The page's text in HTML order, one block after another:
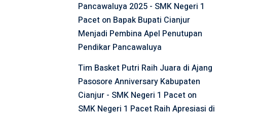
Pancawaluya 2025 - SMK Negeri 1
Pacet on Bapak Bupati Cianjur
Menjadi Pembina Apel Penutupan
Pendikar Pancawaluya
Tim Basket Putri Raih Juara di Ajang
Pasosore Anniversary Kabupaten
Cianjur - SMK Negeri 1 Pacet on
SMK Negeri 1 Pacet Raih Apresiasi di